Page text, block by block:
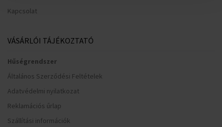
Kapcsolat
VÁSÁRLÓI TÁJÉKOZTATÓ
Hűségrendszer
Általános Szerződési Feltételek
Adatvédelmi nyilatkozat
Reklamációs űrlap
Szállítási információk